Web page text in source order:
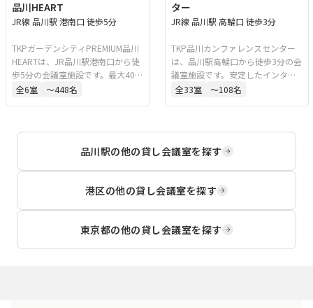
品川HEART
JR線 品川駅 港南口 徒歩5分
TKPガーデンシティPREMIUM品川
HEARTは、JR品川駅港南口から徒
歩5分の会議室施設です。最大405
名収容可能で、研修、セミナー、
全6室 〜448名
ター
JR線 品川駅 高輪口 徒歩3分
TKP品川カンファレンスセンター
は、品川駅高輪口から徒歩3分の会
議室施設です。安定したインター
ネット回線を備えており、WEB会
ます。
全33室 〜108名
品川駅の他の貸し会議室を探す
港区の他の貸し会議室を探す
東京都の他の貸し会議室を探す